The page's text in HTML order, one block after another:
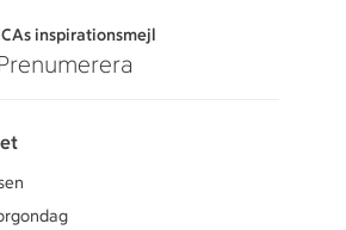
inspirationsmejl
Prenumerera